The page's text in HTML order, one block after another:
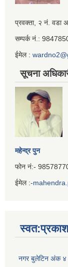
Iframe
Generator
प्रवक्ता, २ नं. वडा
सम्पर्क नं.:
ईमेल :
सूचना
महेन्द्र पुन
फोन नं:-
ईमेल :-
नगर बुलेटिन अंक ४